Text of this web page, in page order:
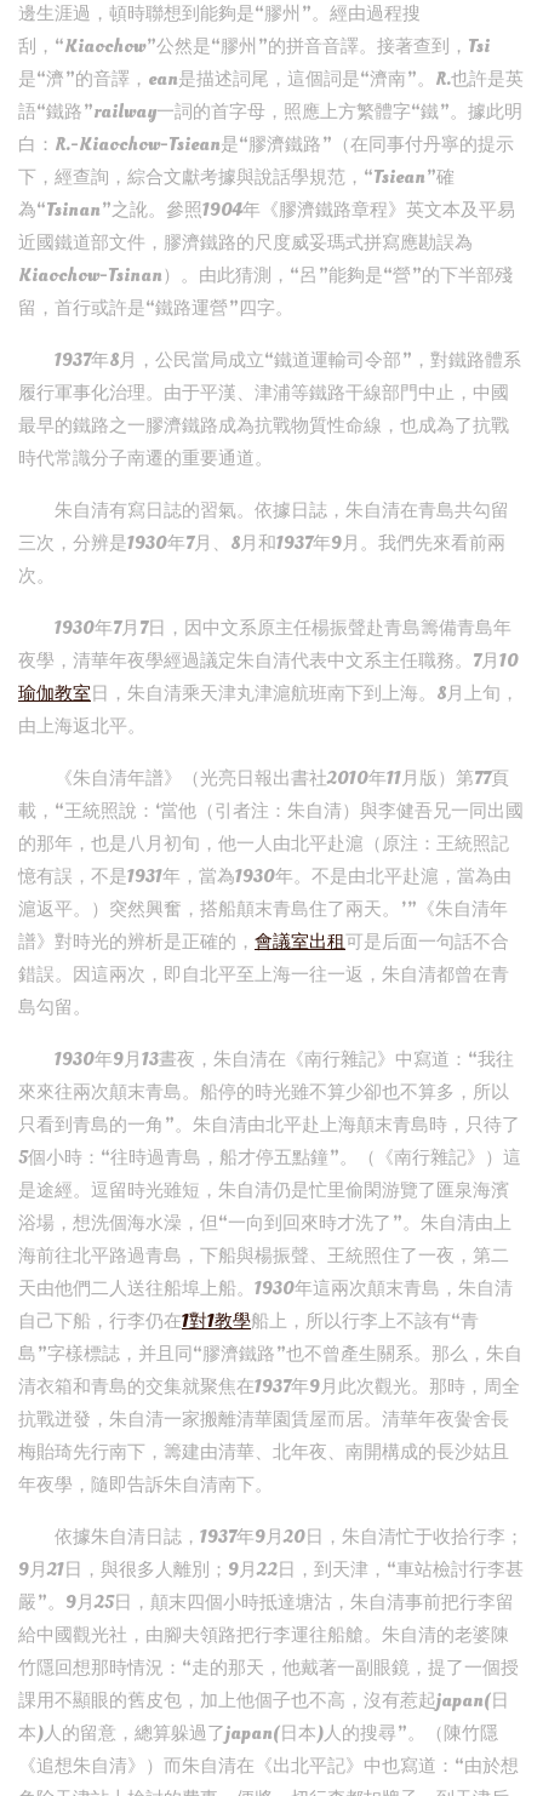
邊生涯過，頓時聯想到能夠是“膠州”。經由過程搜
刮，“Kiaochow”公然是“膠州”的拼音音譯。接著查到，Tsi
是“濟”的音譯，ean是描述詞尾，這個詞是“濟南”。R.也許是英
語“鐵路”railway一詞的首字母，照應上方繁體字“鐵”。據此明
白：R.-Kiaochow-Tsiean是“膠濟鐵路”（在同事付丹寧的提示
下，經查詢，綜合文獻考據與說話學規范，“Tsiean”確
為“Tsinan”之訛。參照1904年《膠濟鐵路章程》英文本及平易
近國鐵道部文件，膠濟鐵路的尺度威妥瑪式拼寫應勘誤為
Kiaochow-Tsinan）。由此猜測，“呂”能夠是“營”的下半部殘
留，首行或許是“鐵路運營”四字。
1937年8月，公民當局成立“鐵道運輸司令部”，對鐵路體系
履行軍事化治理。由于平漢、津浦等鐵路干線部門中止，中國
最早的鐵路之一膠濟鐵路成為抗戰物質性命線，也成為了抗戰
時代常識分子南遷的重要通道。
朱自清有寫日誌的習氣。依據日誌，朱自清在青島共勾留
三次，分辨是1930年7月、8月和1937年9月。我們先來看前兩
次。
1930年7月7日，因中文系原主任楊振聲赴青島籌備青島年
夜學，清華年夜學經過議定朱自清代表中文系主任職務。7月10
瑜伽教室日，朱自清乘天津丸津滬航班南下到上海。8月上旬，
由上海返北平。
《朱自清年譜》（光亮日報出書社2010年11月版）第77頁
載，“王統照說：‘當他（引者注：朱自清）與李健吾兄一同出國
的那年，也是八月初旬，他一人由北平赴滬（原注：王統照記
憶有誤，不是1931年，當為1930年。不是由北平赴滬，當為由
滬返平。）突然興奮，搭船顛末青島住了兩天。’”《朱自清年
譜》對時光的辨析是正確的， 會議室出租可是后面一句話不合
錯誤。因這兩次，即自北平至上海一往一返，朱自清都曾在青
島勾留。
1930年9月13晝夜，朱自清在《南行雜記》中寫道：“我往
來來往兩次顛末青島。船停的時光雖不算少卻也不算多，所以
只看到青島的一角”。朱自清由北平赴上海顛末青島時，只待了
5個小時：“往時過青島，船才停五點鐘”。（《南行雜記》）這
是途經。逗留時光雖短，朱自清仍是忙里偷閑游覽了匯泉海濱
浴場，想洗個海水澡，但“一向到回來時才洗了”。朱自清由上
海前往北平路過青島，下船與楊振聲、王統照住了一夜，第二
天由他們二人送往船埠上船。1930年這兩次顛末青島，朱自清
自己下船，行李仍在1對1教學船上，所以行李上不該有“青
島”字樣標誌，并且同“膠濟鐵路”也不曾產生關系。那么，朱自
清衣箱和青島的交集就聚焦在1937年9月此次觀光。那時，周全
抗戰迸發，朱自清一家搬離清華園賃屋而居。清華年夜黌舍長
梅貽琦先行南下，籌建由清華、北年夜、南開構成的長沙姑且
年夜學，隨即告訴朱自清南下。
依據朱自清日誌，1937年9月20日，朱自清忙于收拾行李；
9月21日，與很多人離別；9月22日，到天津，“車站檢討行李甚
嚴”。9月25日，顛末四個小時抵達塘沽，朱自清事前把行李留
給中國觀光社，由腳夫領路把行李運往船艙。朱自清的老婆陳
竹隱回想那時情況：“走的那天，他戴著一副眼鏡，提了一個授
課用不顯眼的舊皮包，加上他個子也不高，沒有惹起japan(日
本)人的留意，總算躲過了japan(日本)人的搜尋”。（陳竹隱
《追想朱自清》）而朱自清在《出北平記》中也寫道：“由於想